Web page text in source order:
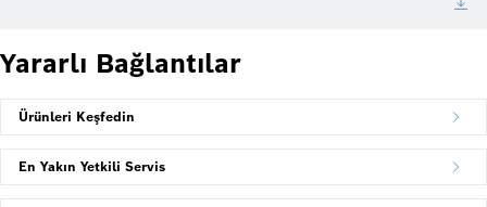
Yararlı Bağlantılar
Ürünleri Keşfedin
En Yakın Yetkili Servis